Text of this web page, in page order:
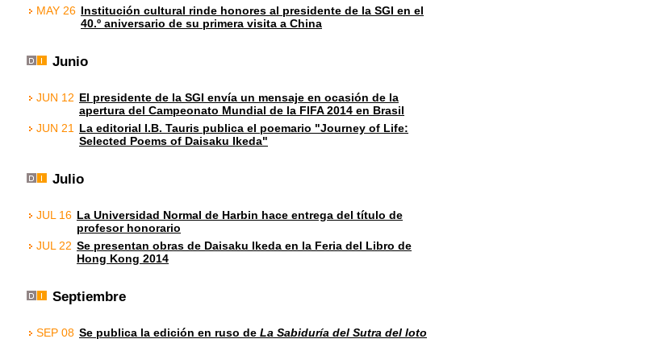
MAY 26 Institución cultural rinde honores al presidente de la SGI en el
40.º aniversario de su primera visita a China
Junio
JUN 12 El presidente de la SGI envía un mensaje en ocasión de la
apertura del Campeonato Mundial de la FIFA 2014 en Brasil
JUN 21
La editorial I.B. Tauris publica el poemario "Journey of Life:
Selected Poems of Daisaku Ikeda"
Julio
JUL 16 La Universidad Normal de Harbin hace entrega del título de
profesor honorario
JUL 22 Se presentan obras de Daisaku Ikeda en la Feria del Libro de
Hong Kong 2014
Septiembre
SEP 08 Se publica la edición en ruso de La Sabiduría del Sutra del loto